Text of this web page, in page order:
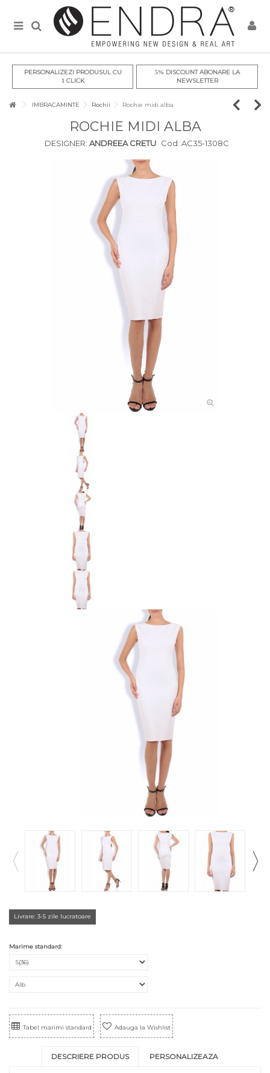
PERSONALIZEZI PRODUSUL CU
1CLICK
5% DISCOUNT ABONARE LA
NEWSLETTER
IMBRACAMINTE Rochii Rochie midi alba
ROCHIE MIDI ALBA
DESIGNER: ANDREEA CRETU Cod: AC35-1308C
Livrare: 3-5 zile lucratoare
Marime standard:
Tabel marimi standard Adauga la Wishlist
DESCRIERE PRODUS PERSONALIZEAZA